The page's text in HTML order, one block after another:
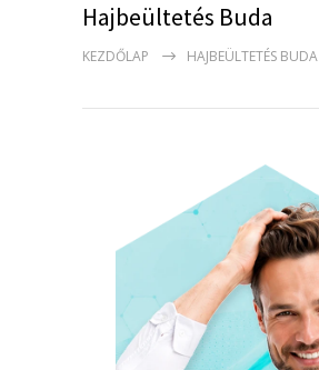
Hajbeültetés Buda
KEZDŐLAP HAJBEÜLTETÉS BUDA